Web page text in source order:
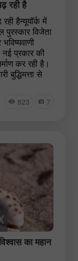
रही है
हैन्यूयॉर्क में
पुरस्कार विजेता
प्रकार की
कर रही है।
बुद्धिमत्ता से
823 7
का महान